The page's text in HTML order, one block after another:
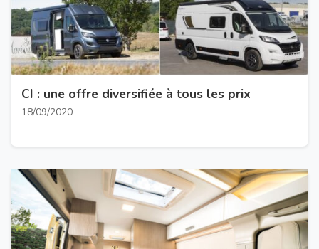
CI : une offre diversifiée à tous les prix
18/09/2020